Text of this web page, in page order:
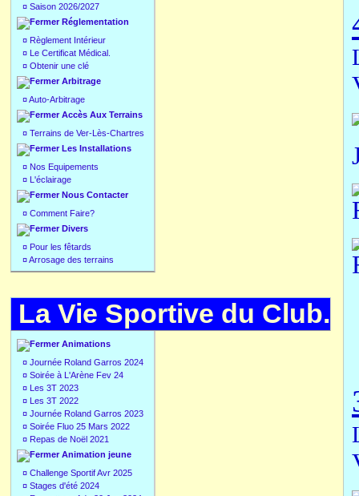
¤ Saison 2026/2027
Réglementation
¤ Règlement Intérieur
¤ Le Certificat Médical.
¤ Obtenir une clé
Arbitrage
¤Auto-Arbitrage
Accès Aux Terrains
¤ Terrains de Ver-Lès-Chartres
Les Installations
¤ Nos Equipements
¤ L'éclairage
Nous Contacter
¤ Comment Faire?
Divers
¤ Pour les fêtards
¤Arrosage des terrains
La Vie Sportive du Club.
Animations
¤ Journée Roland Garros 2024
¤ Soirée à L'Arène Fev 24
¤ Les 3T 2023
¤ Les 3T 2022
¤ Journée Roland Garros 2023
¤ Soirée Fluo 25 Mars 2022
¤ Repas de Noël 2021
Animation jeune
¤ Challenge Sportif Avr 2025
¤ Stages d'été 2024